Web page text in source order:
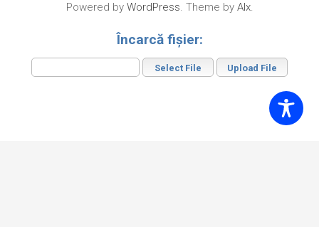
Powered by WordPress. Theme by Alx.
Încarcă fișier: